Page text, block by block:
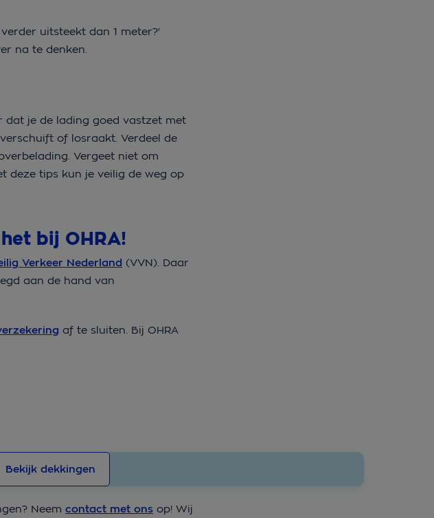
uitsteekt dan 1 meter?'
na te denken.
dat je de lading goed vastzet met
of losraakt. Verdeel de
Vergeet niet om
deze tips kun je veilig de weg op
bij OHRA!
Verkeer Nederland (VVN). Daar
aan de hand van
af te sluiten. Bij OHRA
Bekijk dekkingen
Neem contact met ons op! Wij